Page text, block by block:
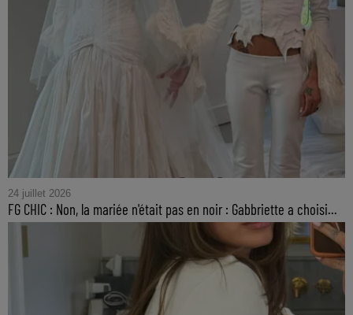
24 juillet 2026
FG CHIC : Non, la mariée n'était pas en noir : Gabbriette a choisi...